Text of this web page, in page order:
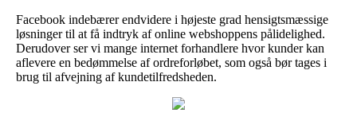
Facebook indebærer endvidere i højeste grad hensigtsmæssige
løsninger til at få indtryk af online webshoppens pålidelighed.
Derudover ser vi mange internet forhandlere hvor kunder kan
aflevere en bedømmelse af ordreforløbet, som også bør tages i
brug til afvejning af kundetilfredsheden.